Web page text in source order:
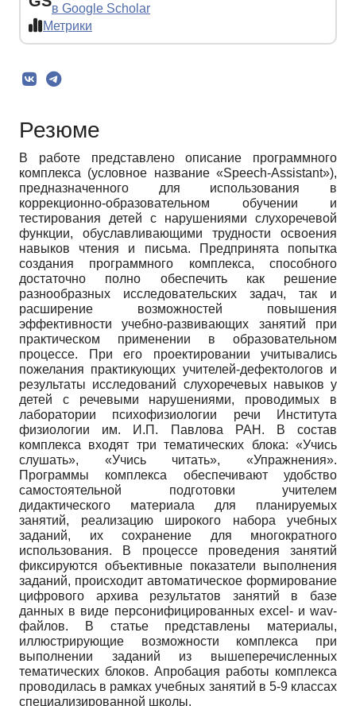
в Google Scholar
Метрики
Резюме
В работе представлено описание программного
комплекса (условное название «Speech-Assistant»),
предназначенного для использования в
коррекционно-образовательном обучении и
тестирования детей с нарушениями слухоречевой
функции, обуславливающими трудности освоения
навыков чтения и письма. Предпринята попытка
создания программного комплекса, способного
достаточно полно обеспечить как решение
разнообразных исследовательских задач, так и
расширение возможностей повышения
эффективности учебно-развивающих занятий при
практическом применении в образовательном
процессе. При его проектировании учитывались
пожелания практикующих учителей-дефектологов и
результаты исследований слухоречевых навыков у
детей с речевыми нарушениями, проводимых в
лаборатории психофизиологии речи Института
физиологии им. И.П. Павлова РАН. В состав
комплекса входят три тематических блока: «Учись
слушать», «Учись читать», «Упражнения».
Программы комплекса обеспечивают удобство
самостоятельной подготовки учителем
дидактического материала для планируемых
занятий, реализацию широкого набора учебных
заданий, их сохранение для многократного
использования. В процессе проведения занятий
фиксируются объективные показатели выполнения
заданий, происходит автоматическое формирование
цифрового архива результатов занятий в базе
данных в виде персонифицированных excel- и wav-
файлов. В статье представлены материалы,
иллюстрирующие возможности комплекса при
выполнении заданий из вышеперечисленных
тематических блоков. Апробация работы комплекса
проводилась в рамках учебных занятий в 5-9 классах
специализированной школы.